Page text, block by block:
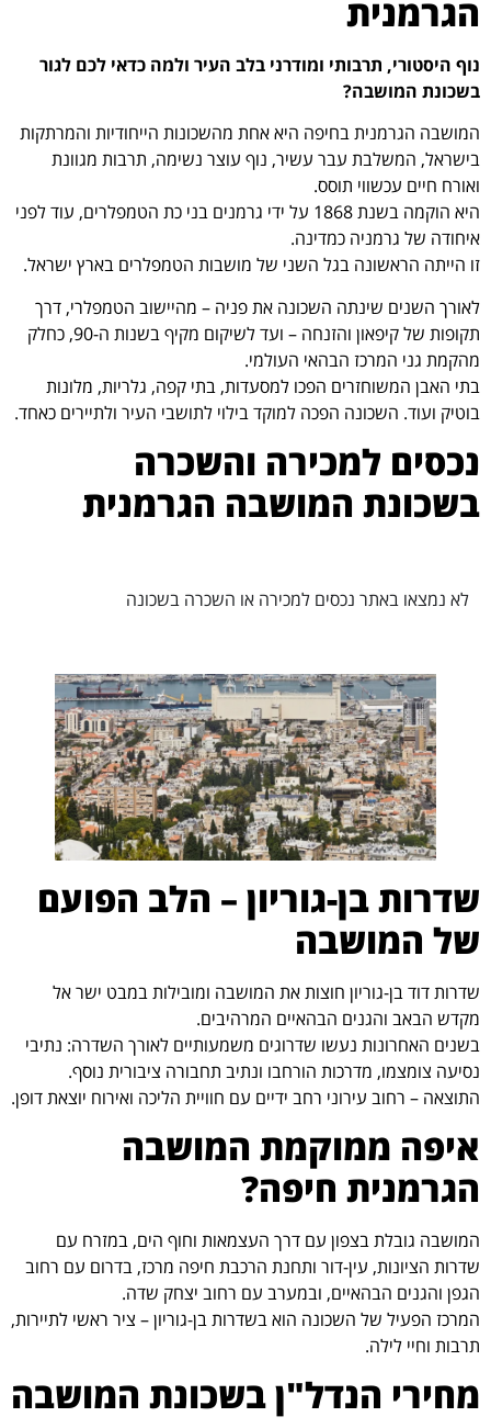
הגרמנית
נוף היסטורי, תרבותי ומודרני בלב העיר ולמה כדאי לכם לגור
בשכונת המושבה?
המושבה הגרמנית בחיפה היא אחת מהשכונות הייחודיות והמרתקות
בישראל, המשלבת עבר עשיר, נוף עוצר נשימה, תרבות מגוונת
ואורח חיים עכשווי תוסס.
היא הוקמה בשנת 1868 על ידי גרמנים בני כת הטמפלרים, עוד לפני
איחודה של גרמניה כמדינה.
זו הייתה הראשונה בגל השני של מושבות הטמפלרים בארץ ישראל.
לאורך השנים שינתה השכונה את פניה – מהיישוב הטמפלרי, דרך
תקופות של קיפאון והזנחה – ועד לשיקום מקיף בשנות ה-90, כחלק
מהקמת גני המרכז הבהאי העולמי.
בתי האבן המשוחזרים הפכו למסעדות, בתי קפה, גלריות, מלונות
בוטיק ועוד. השכונה הפכה למוקד בילוי לתושבי העיר ולתיירים כאחד.
נכסים למכירה והשכרה
בשכונת המושבה הגרמנית
לא נמצאו באתר נכסים למכירה או השכרה בשכונה
שדרות בן-גוריון – הלב הפועם
של המושבה
שדרות דוד בן-גוריון חוצות את המושבה ומובילות במבט ישר אל
מקדש הבאב והגנים הבהאיים המרהיבים.
בשנים האחרונות נעשו שדרוגים משמעותיים לאורך השדרה: נתיבי
נסיעה צומצמו, מדרכות הורחבו ונתיב תחבורה ציבורית נוסף.
התוצאה – רחוב עירוני רחב ידיים עם חוויית הליכה ואירוח יוצאת דופן.
איפה ממוקמת המושבה
הגרמנית חיפה?
המושבה גובלת בצפון עם דרך העצמאות וחוף הים, במזרח עם
שדרות הציונות, עין-דור ותחנת הרכבת חיפה מרכז, בדרום עם רחוב
הגפן והגנים הבהאיים, ובמערב עם רחוב יצחק שדה.
המרכז הפעיל של השכונה הוא בשדרות בן-גוריון – ציר ראשי לתיירות,
תרבות וחיי לילה.
מחירי הנדל"ן בשכונת המושבה